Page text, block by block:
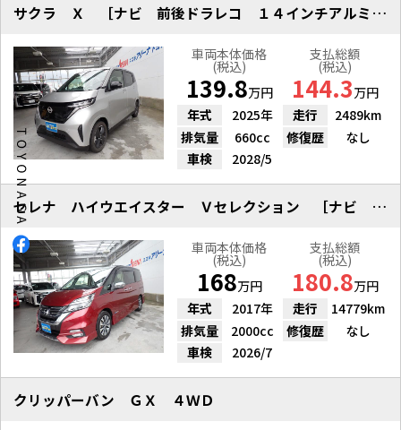
サクラ Ｘ ［ナビ 前後ドラレコ １４インチアルミ ワンオーナー］
車両本体価格
(税込)
139.8万円
支払総額
(税込)
144.3万円
年式
2025年 走行
2489km
排気量
660cc 修復歴
なし
車検
2028/5
セレナ ハイウエイスター Ｖセレクション ［ナビ ＥＴＣ２．０ ドラレコ］
車両本体価格
(税込)
168万円
支払総額
(税込)
180.8万円
年式
2017年 走行
14779km
排気量
2000cc 修復歴
なし
車検
2026/7
クリッパーバン ＧＸ ４ＷＤ